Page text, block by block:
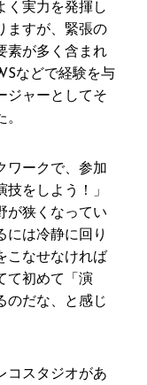
く実力を発揮し
ますが、緊張の
素が多く含まれ
などで経験を与
ジャーとしてそ
ワークで、参加
をしよう！」
が狭くなってい
には冷静に回り
こなせなければ
て初めて「演
のだな、と感じ
コスタジオがあ